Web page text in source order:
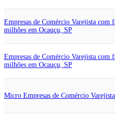
Empresas de Comércio Varejista com
milhões em Ocauçu, SP
Empresas de Comércio Varejista com
milhões em Ocauçu, SP
Micro Empresas de Comércio